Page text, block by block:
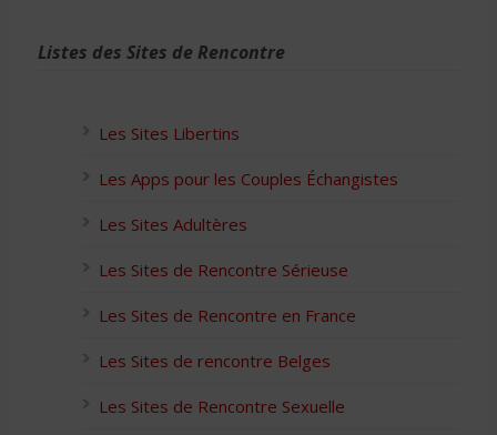
Listes des Sites de Rencontre
Les Sites Libertins
Les Apps pour les Couples Échangistes
Les Sites Adultères
Les Sites de Rencontre Sérieuse
Les Sites de Rencontre en France
Les Sites de rencontre Belges
Les Sites de Rencontre Sexuelle